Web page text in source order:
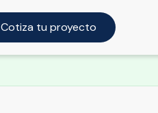
Cotiza tu proyecto